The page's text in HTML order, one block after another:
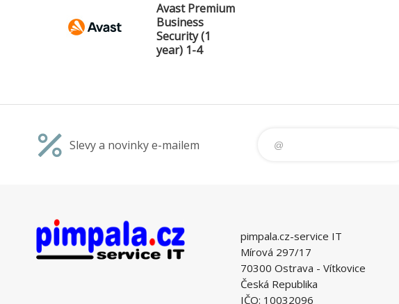
Avast Premium
Business
Security (1
year) 1-4
Slevy a novinky e-mailem
pimpala.cz-service IT
Mírová 297/17
70300 Ostrava - Vítkovice
Česká Republika
IČO: 10032096